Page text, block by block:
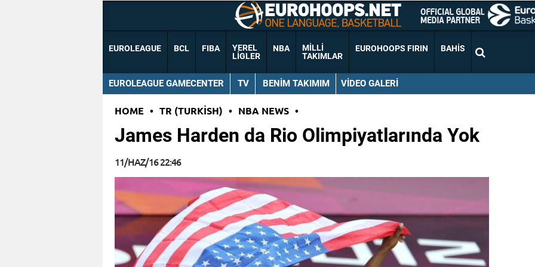
EUROLEAGUE BCL FIBA
YEREL
LIGLER
NBA
MILLI
TAKIMLAR
EUROHOOPS FIRIN BAHIS
EUROLEAGUE GAMECENTER TV BENIM TAKIMIM VIDEO GALERI
HOME • TR (TURKISH) • NBA NEWS •
James Harden da Rio Olimpiyatlarında Yok
11/HAZ/16 22:46